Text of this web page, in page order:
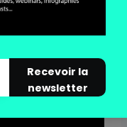
Recevoir la
newsletter